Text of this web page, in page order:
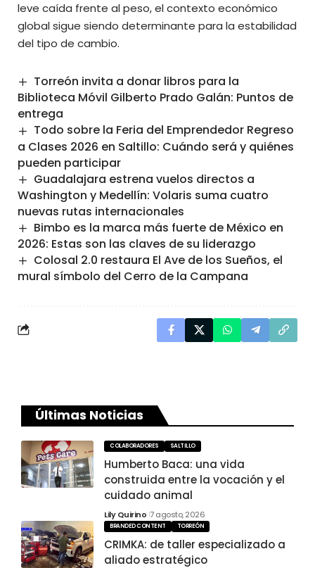
leve caída frente al peso, el contexto económico
globalsigue siendo determinante para la estabilidad
del tipo de cambio.
Torreón invita a donar libros para la
Biblioteca Móvil Gilberto Prado Galán: Puntos de
entrega
Todo sobre la Feria del Emprendedor Regreso
a Clases 2026 en Saltillo: Cuándo será y quiénes
pueden participar
Guadalajara estrena vuelos directos a
Washington y Medellín: Volaris suma cuatro
nuevas rutas internacionales
Bimbo es la marca más fuerte de México en
2026: Estas son las claves de su liderazgo
Colosal 2.0 restaura El Ave de los Sueños, el
mural símbolo del Cerro de la Campana
Últimas Noticias
COLABORADORES SALTILLO
Humberto Baca: una vida
construida entre la vocación y el
cuidado animal
Lily Quirino 7 agosto, 2026
BRANDED CONTENT TORREÓN
CRIMKA: de taller especializado a
aliado estratégico